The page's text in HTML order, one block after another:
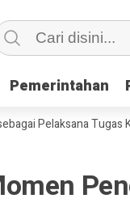
Pemerintahan
Pemerintahan
Tugas